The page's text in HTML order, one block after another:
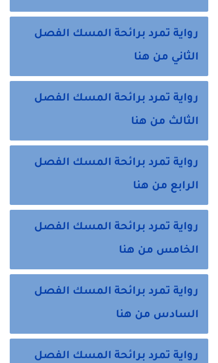
رواية تمرد برائحة المسك الفصل
الثاني من هنا
رواية تمرد برائحة المسك الفصل
الثالث من هنا
رواية تمرد برائحة المسك الفصل
الرابع من هنا
رواية تمرد برائحة المسك الفصل
الخامس من هنا
رواية تمرد برائحة المسك الفصل
السادس من هنا
رواية تمرد برائحة المسك الفصل